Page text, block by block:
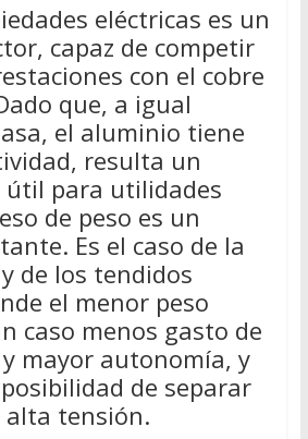
eléctricas es un
capaz de competir
con el cobre
que, a igual
el aluminio tiene
resulta un
útil para utilidades
de peso es un
Es el caso de la
de los tendidos
el menor peso
caso menos gasto de
mayor autonomía, y
de separar
alta tensión.